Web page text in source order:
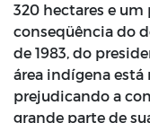
320 hectares e
conseqüência do
de 1983, do
área indígena está
prejudicando a
grande parte de